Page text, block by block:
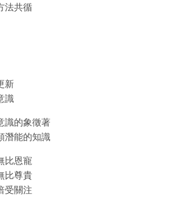
法共循
新
識
識的象徵著
潛能的知識
比恩寵
比尊貴
受關注